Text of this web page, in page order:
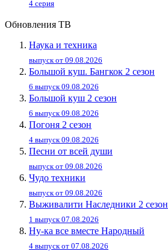
4 серия
Обновления ТВ
Наука и техника
выпуск от 09.08.2026
Большой куш. Бангкок 2 сезон
6 выпуск 09.08.2026
Большой куш 2 сезон
6 выпуск 09.08.2026
Погоня 2 сезон
4 выпуск 09.08.2026
Песни от всей души
выпуск от 09.08.2026
Чудо техники
выпуск от 09.08.2026
Выживалити Наследники 2 сезон
1 выпуск 07.08.2026
Ну-ка все вместе Народный
4 выпуск от 07.08.2026